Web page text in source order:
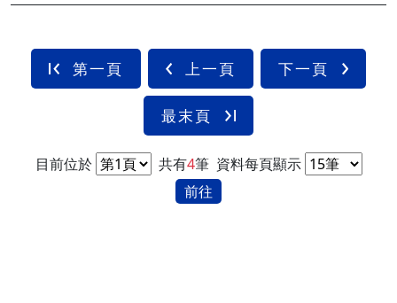
第一頁 上一頁 下一頁
最末頁
目前位於 共有4筆 資料每頁顯示
前往